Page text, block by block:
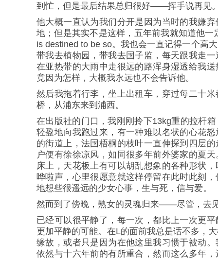
到忙，但是最后结果总归很好——挥手说再见
他大概一直认为我们分开是因为当时的我嫌
地；但是其实不是这样，五年前我就知道他一
is destined to be so。我也会一直记得一个高
带我去植物园，带我去国子监，每天跟我走
在亚热带的大雨中走很远的路浑身湿透给我
竟因为怎样，大概我永远也不会告诉他。
然后我拖着行李，坐上出租车，穿过每二十
桥，从浦东来到浦西。
在出版社的门口，我刚刚拎下13kg重的拉杆
轻盈地向我跑过来，有一种难以名状的心花
的街道上，法国梧桐的枝叶一直伸探到四层
户便有徐徐凉风，如同很多年前外婆家的夏
床上，天花板上有可以胡乱想象的各种形状
哗啦声，心里很愿意就这样停留在此时此刻
地想些很遥远的少女心事，生与死，信与爱。
然而到了傍晚，熟女的灵魂归来——尽管，去
已经可以很平静了，每一次，都比上一次更
更加平静的可能。在L的面前我总是话不多，
缘故，或者只是因为在他这里我习惯于被动
依然与十六年前的有所重合，然而这么多年